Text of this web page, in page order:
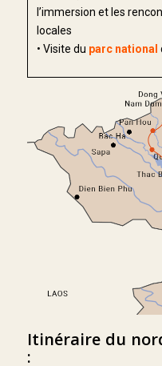
l’immersion et les
locales
• Visite du parc national
Itinéraire du
: